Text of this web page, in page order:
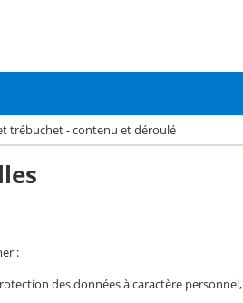
trébuchet - contenu et déroulé
:
des données à caractère personnel,